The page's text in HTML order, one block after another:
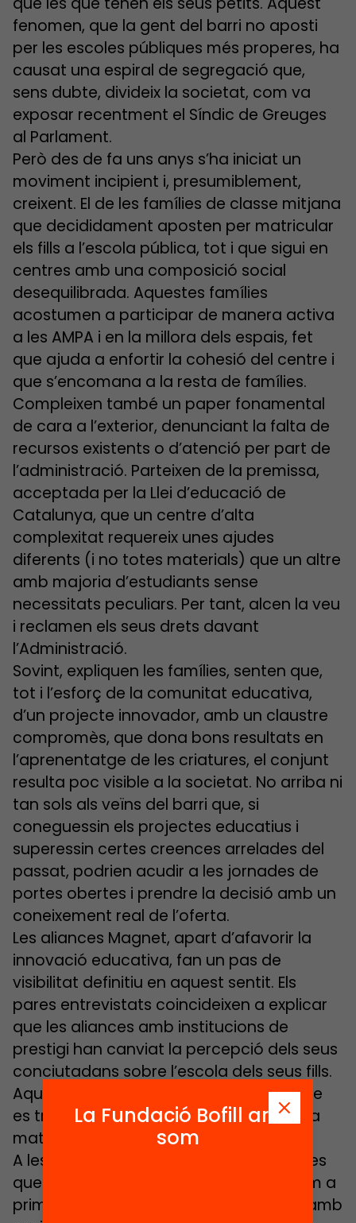
fenomen, que la gent del barri no aposti
per les escoles públiques més properes, ha
causat una espiral de segregació que,
sens dubte, divideix la societat, com va
exposar recentment el Síndic de Greuges
al Parlament.
Però des de fa uns anys s’ha iniciat un
moviment incipient i, presumiblement,
creixent. El de les famílies de classe mitjana
que decididament aposten per matricular
els fills a l’escola pública, tot i que sigui en
centres amb una composició social
desequilibrada. Aquestes famílies
acostumen a participar de manera activa
a les AMPA i en la millora dels espais, fet
que ajuda a enfortir la cohesió del centre i
que s’encomana a la resta de famílies.
Compleixen també un paper fonamental
de cara a l’exterior, denunciant la falta de
recursos existents o d’atenció per part de
l’administració. Parteixen de la premissa,
acceptada per la Llei d’educació de
Catalunya, que un centre d’alta
complexitat requereix unes ajudes
diferents (i no totes materials) que un altre
amb majoria d’estudiants sense
necessitats peculiars. Per tant, alcen la veu
i reclamen els seus drets davant
l’Administració.
Sovint, expliquen les famílies, senten que,
tot i l’esforç de la comunitat educativa,
d’un projecte innovador, amb un claustre
compromès, que dona bons resultats en
l’aprenentatge de les criatures, el conjunt
resulta poc visible a la societat. No arriba ni
tan sols als veïns del barri que, si
coneguessin els projectes educatius i
superessin certes creences arrelades del
passat, podrien acudir a les jornades de
portes obertes i prendre la decisió amb un
coneixement real de l’oferta.
Les aliances Magnet, apart d’afavorir la
innovació educativa, fan un pas de
visibilitat definitiu en aquest sentit. Els
pares entrevistats coincideixen a explicar
que les aliances amb institucions de
prestigi han canviat la percepció dels seus
conciutadans sobre l’escola dels seus fills.
Aquesta nova manera de mirar el centre
es tradueix, també, en un augment de la
matriculació.
A les AMPA també s’hi han sumat famílies
que no van escollir aquests centres com a
primera opció, però que es van trobar amb
La Fundació Bofill ara
som